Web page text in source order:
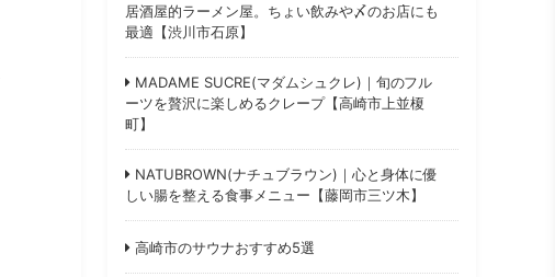
居酒屋的ラーメン屋。ちょい飲みや〆のお店にも
最適【渋川市石原】
MADAME SUCRE(マダムシュクレ)｜旬のフル
ーツを贅沢に楽しめるクレープ【高崎市上並榎
町】
NATUBROWN(ナチュブラウン)｜心と身体に優
しい腸を整える食事メニュー【藤岡市三ツ木】
高崎市のサウナおすすめ5選